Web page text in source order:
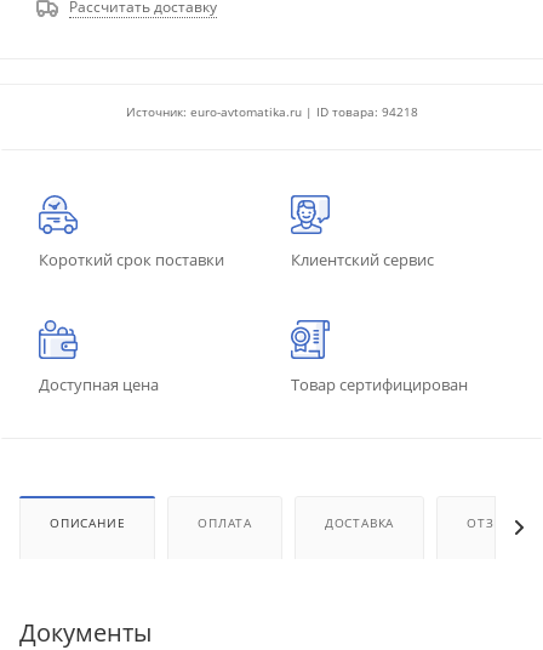
Рассчитать доставку
Источник: euro-avtomatika.ru | ID товара: 94218
Короткий срок поставки Клиентский сервис
Доступная цена Товар сертифицирован
ОПИСАНИЕ ОПЛАТА ДОСТАВКА ОТЗЫВЫ
Документы